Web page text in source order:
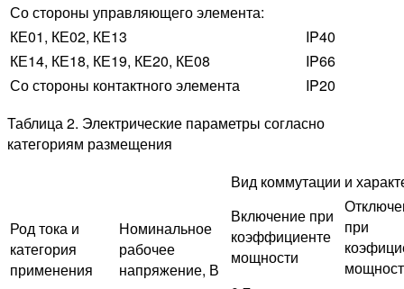
Со стороны управляющего элемента:
КЕ01, КЕ02, КЕ13
IP40
КЕ14, КЕ18, КЕ19, КЕ20, КЕ08
IP66
Со стороны контактного элемента
IP20
Таблица 2. Электрические параметры согласно
категориям размещения
Род тока и
категория
применения
Номинальное
рабочее
напряжение, В
Вид коммутации и
Включение при
коэффициенте
мощности
при